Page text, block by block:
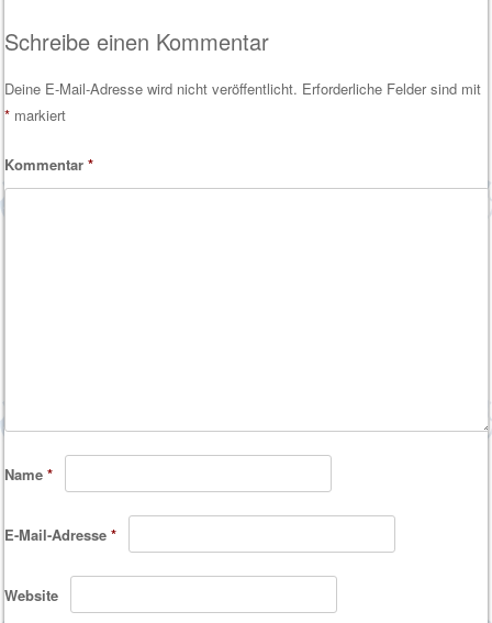
Post navigation
Schreibe einen Kommentar
Deine E-Mail-Adresse wird nicht veröffentlicht. Erforderliche Felder sind mit
* markiert
Kommentar*
Name*
E-Mail-Adresse*
Website